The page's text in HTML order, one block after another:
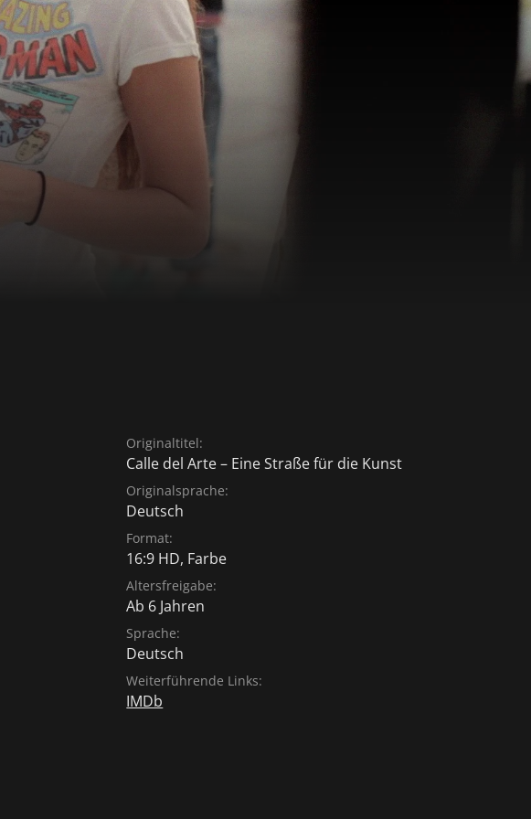
Originaltitel:
Calle del Arte – Eine Straße für die Kunst
Originalsprache:
Deutsch
Format:
16:9 HD, Farbe
Altersfreigabe:
Ab 6 Jahren
Sprache:
Deutsch
Weiterführende Links:
IMDb